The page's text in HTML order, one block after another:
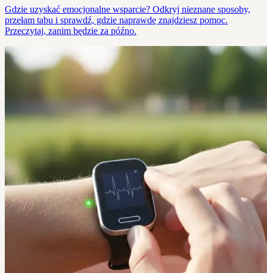
Gdzie uzyskać emocjonalne wsparcie? Odkryj nieznane sposoby,
przełam tabu i sprawdź, gdzie naprawdę znajdziesz pomoc.
Przeczytaj, zanim będzie za późno.